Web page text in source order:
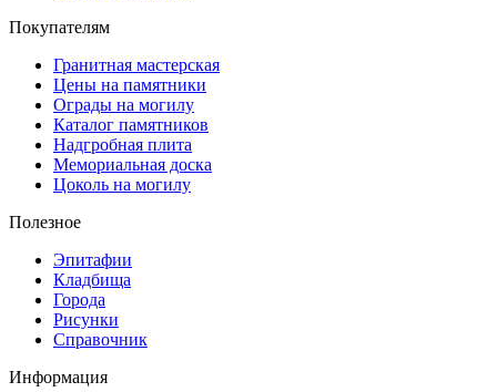
Покупателям
Гранитная мастерская
Цены на памятники
Ограды на могилу
Каталог памятников
Надгробная плита
Мемориальная доска
Цоколь на могилу
Полезное
Эпитафии
Кладбища
Города
Рисунки
Справочник
Информация